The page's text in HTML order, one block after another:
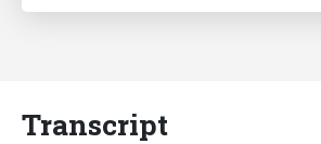
Transcript